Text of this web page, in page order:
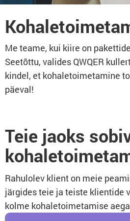
Me teame, kui kiire on
Seetõttu, valides QWQER
kindel, et kohaletoimetamine
päeval!
Teie jaoks
Rahulolev klient on meie
järgides teie ja teiste klientide
kolme kohaletoimetamise